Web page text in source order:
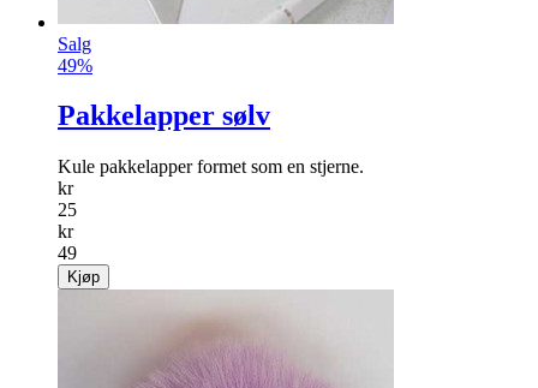
Salg
49%
Pakkelapper sølv
Kule pakkelapper formet som en stjerne.
kr
25
kr
49
Kjøp